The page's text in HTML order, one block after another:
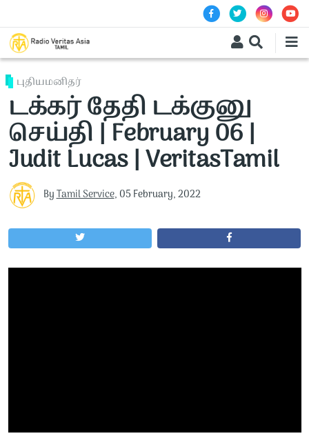
புதியமனிதர்
டக்கர் தேதி டக்குனு
செய்தி | February 06 |
Judit Lucas | VeritasTamil
ByTamil Service, 05 February, 2022